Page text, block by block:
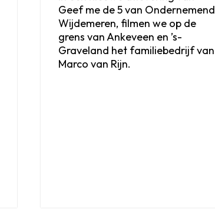
Geef me de 5 van Ondernemend
Wijdemeren, filmen we op de
grens van Ankeveen en ’s-
Graveland het familiebedrijf van
Marco van Rijn.